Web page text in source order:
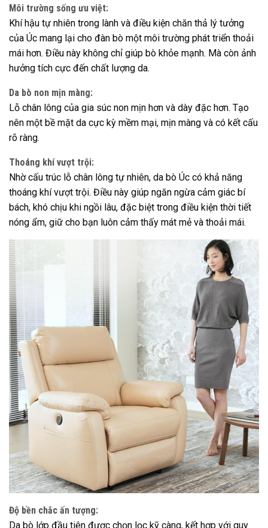
Môi trường sống ưu việt:
Khí hậu tự nhiên trong lành và điều kiện chăn thả lý tưởng
của Úc mang lại cho đàn bò một môi trường phát triển thoải
mái hơn. Điều này không chỉ giúp bò khỏe mạnh. Mà còn ảnh
hưởng tích cực đến chất lượng da.
Da bò non mịn màng:
Lỗ chân lông của gia súc non mịn hơn và dày đặc hơn. Tạo
nên một bề mặt da cực kỳ mềm mại, mịn màng và có kết cấu
rõ ràng.
Thoáng khí vượt trội:
Nhờ cấu trúc lỗ chân lông tự nhiên, da bò Úc có khả năng
thoáng khí vượt trội. Điều này giúp ngăn ngừa cảm giác bí
bách, khó chịu khi ngồi lâu, đặc biệt trong điều kiện thời tiết
nóng ẩm, giữ cho bạn luôn cảm thấy mát mẻ và thoải mái.
Độ bền chắc ấn tượng:
Da bò lớp đầu tiên được chọn lọc kỹ càng, kết hợp với quy